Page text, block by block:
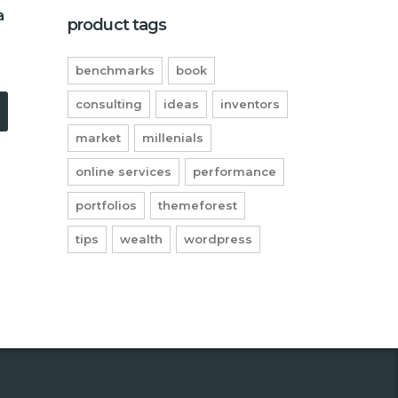
product tags
benchmarks book
consulting ideas inventors
market millenials
online services performance
portfolios themeforest
tips wealth wordpress